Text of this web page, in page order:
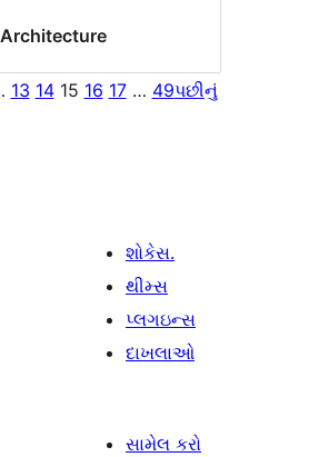
13 14 15 16 17 … 49પછીનું
શોકેસ.
થીમ્સ
પ્લગઇન્સ
દાખલાઓ
સામેલ કરો